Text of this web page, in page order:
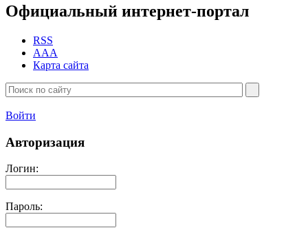
Официальный интернет-портал
RSS
AAA
Карта сайта
Войти
Авторизация
Логин:
Пароль: